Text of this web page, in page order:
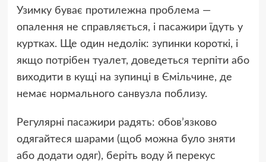
Узимку буває протилежна проблема —
опалення не справляється, і пасажири їдуть у
куртках. Ще один недолік: зупинки короткі, і
якщо потрібен туалет, доведеться терпіти або
виходити в кущі на зупинці в Ємільчине, де
немає нормального санвузла поблизу.
Регулярні пасажири радять: обов’язково
одягайтеся шарами (щоб можна було зняти
або додати одяг), беріть воду й перекус